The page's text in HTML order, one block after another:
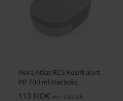
Avira Atlas RCS Resirkulert
PP 700 ml Matboks
113 NOK ved 250 stk.